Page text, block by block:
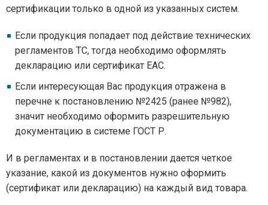
сертификации только в одной из указанных систем.
Если продукция попадает под действие технических
регламентов ТС, тогда необходимо оформлять
декларацию или сертификат ЕАС.
Если интересующая Вас продукция отражена в
перечне к постановлению №2425 (ранее №982),
значит необходимо оформить разрешительную
документацию в системе ГОСТ Р.
И в регламентах и в постановлении дается четкое
указание, какой из документов нужно оформить
(сертификат или декларацию) на каждый вид товара.